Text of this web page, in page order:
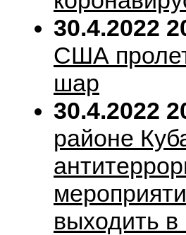
30.4.2022
США
шар
30.4.2022
районе
выходить